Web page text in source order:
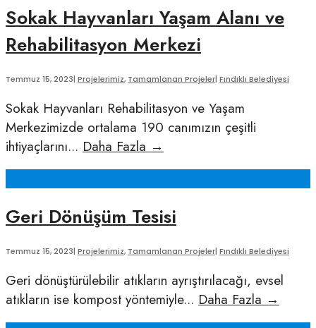
Parke
Üretim
Sokak Hayvanları Yaşam Alanı ve
Rehabilitasyon Merkezi
Temmuz 15, 2023| Projelerimiz, Tamamlanan Projeler| Fındıklı Belediyesi
Sokak Hayvanları Rehabilitasyon ve Yaşam
Merkezimizde ortalama 190 canımızın çeşitli
ihtiyaçlarını... Daha Fazla →
Hayvanları
Yaşam
ve
Merkezi
Geri Dönüşüm Tesisi
Temmuz 15, 2023| Projelerimiz, Tamamlanan Projeler| Fındıklı Belediyesi
Geri dönüştürülebilir atıkların ayrıştırılacağı, evsel
atıkların ise kompost yöntemiyle... Daha Fazla →